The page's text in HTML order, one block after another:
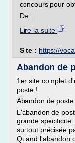
concours pour
De...
Lire la suite
Site : https://
Abandon de
1er site complet
poste !
Abandon de
L'abandon de
grande spécificité
surtout précisée
Quand l'abandon